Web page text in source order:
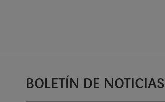
BOLETÍN DE NOTICIAS